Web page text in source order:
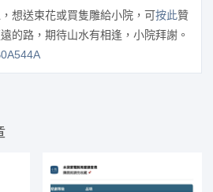
想送束花或買隻雕給小院，可按此贊
的路，期待山水有相逢，小院拜謝。